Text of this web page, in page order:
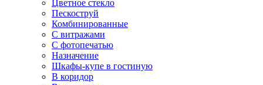
Цветное стекло
Пескоструй
Комбинированные
С витражами
С фотопечатью
Назначение
Шкафы-купе в гостиную
В коридор